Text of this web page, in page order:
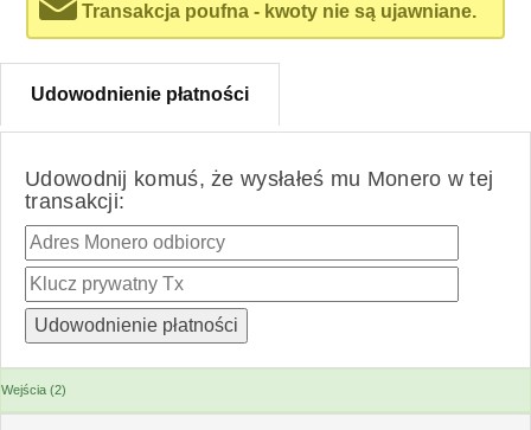
Transakcja poufna - kwoty nie są ujawniane.
Udowodnienie płatności
Udowodnij komuś, że wysłałeś mu Monero w tej
transakcji:
Wejścia (2)